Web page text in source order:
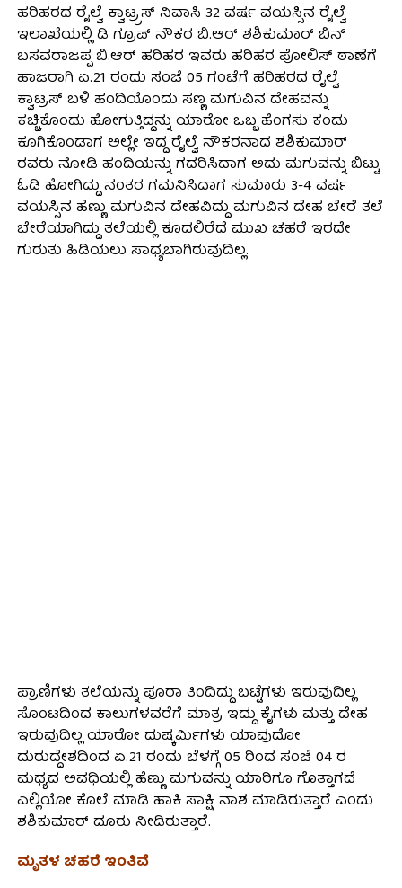
ಹರಿಹರದ ರೈಲ್ವೆ ಕ್ವಾಟ್ರ್ರಸ್ ನಿವಾಸಿ 32 ವರ್ಷ ವಯಸ್ಸಿನ ರೈಲ್ವೆ
ಇಲಾಖೆಯಲ್ಲಿ ಡಿ ಗ್ರೂಪ್ ನೌಕರ ಬಿ.ಆರ್ ಶಶಿಕುಮಾರ್ ಬಿನ್
ಬಸವರಾಜಪ್ಪ ಬಿ.ಆರ್ ಹರಿಹರ ಇವರು ಹರಿಹರ ಪೋಲಿಸ್ ಠಾಣೆಗೆ
ಹಾಜರಾಗಿ ಏ.21 ರಂದು ಸಂಜೆ 05 ಗಂಟೆಗೆ ಹರಿಹರದ ರೈಲ್ವೆ
ಕ್ವಾಟ್ರಸ್ ಬಳಿ ಹಂದಿಯೊಂದು ಸಣ್ಣ ಮಗುವಿನ ದೇಹವನ್ನು
ಕಚ್ಚಿಕೊಂಡು ಹೋಗುತ್ತಿದ್ದನ್ನು ಯಾರೋ ಒಬ್ಬ ಹೆಂಗಸು ಕಂಡು
ಕೂಗಿಕೊಂಡಾಗ ಅಲ್ಲೇ ಇದ್ದ ರೈಲ್ವೆ ನೌಕರನಾದ ಶಶಿಕುಮಾರ್
ರವರು ನೋಡಿ ಹಂದಿಯನ್ನು ಗದರಿಸಿದಾಗ ಅದು ಮಗುವನ್ನು ಬಿಟ್ಟು
ಓಡಿ ಹೋಗಿದ್ದು ನಂತರ ಗಮನಿಸಿದಾಗ ಸುಮಾರು 3-4 ವರ್ಷ
ವಯಸ್ಸಿನ ಹೆಣ್ಣು ಮಗುವಿನ ದೇಹವಿದ್ದು ಮಗುವಿನ ದೇಹ ಬೇರೆ ತಲೆ
ಬೇರೆಯಾಗಿದ್ದು ತಲೆಯಲ್ಲಿ ಕೂದಲಿರೆದೆ ಮುಖ ಚಹರೆ ಇರದೇ
ಗುರುತು ಹಿಡಿಯಲು ಸಾಧ್ಯಬಾಗಿರುವುದಿಲ್ಲ.
ಪ್ರಾಣಿಗಳು ತಲೆಯನ್ನು ಪೂರಾ ತಿಂದಿದ್ದು ಬಟ್ಟೆಗಳು ಇರುವುದಿಲ್ಲ
ಸೊಂಟದಿಂದ ಕಾಲುಗಳವರೆಗೆ ಮಾತ್ರ ಇದ್ದು ಕೈಗಳು ಮತ್ತು ದೇಹ
ಇರುವುದಿಲ್ಲ ಯಾರೋ ದುಷ್ಕರ್ಮಿಗಳು ಯಾವುದೋ
ದುರುದ್ದೇಶದಿಂದ ಏ.21 ರಂದು ಬೆಳಗ್ಗೆ 05 ರಿಂದ ಸಂಜೆ 04 ರ
ಮಧ್ಯದ ಅವಧಿಯಲ್ಲಿ ಹೆಣ್ಣು ಮಗುವನ್ನು ಯಾರಿಗೂ ಗೊತ್ತಾಗದೆ
ಎಲ್ಲಿಯೋ ಕೊಲೆ ಮಾಡಿ ಹಾಕಿ ಸಾಕ್ಷಿ ನಾಶ ಮಾಡಿರುತ್ತಾರೆ ಎಂದು
ಶಶಿಕುಮಾರ್ ದೂರು ನೀಡಿರುತ್ತಾರೆ.
ಮೃತಳ ಚಹರೆ ಇಂತಿವೆ